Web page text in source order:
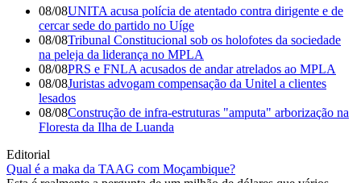
08/08UNITA acusa polícia de atentado contra dirigente e de
cercar sede do partido no Uíge
08/08Tribunal Constitucional sob os holofotes da sociedade
na peleja da liderança no MPLA
08/08PRS e FNLA acusados de andar atrelados ao MPLA
08/08Juristas advogam compensação da Unitel a clientes
lesados
08/08Construção de infra-estruturas "amputa" arborização na
Floresta da Ilha de Luanda
Editorial
Qual é a maka da TAAG com Moçambique?